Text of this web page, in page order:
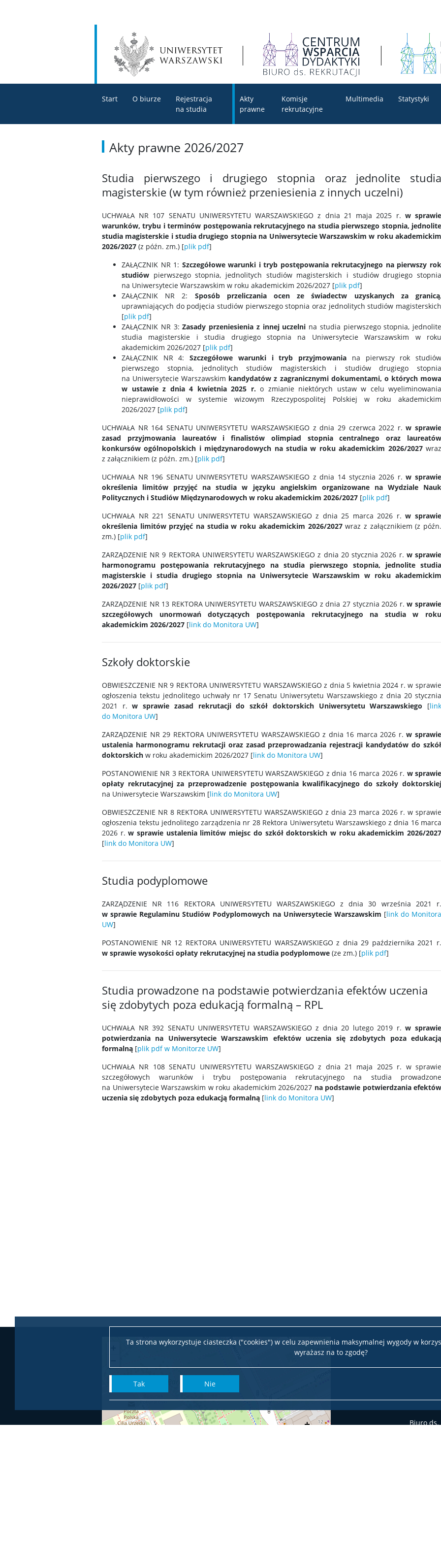
Start O biurze
Rejestracja
na studia
Akty
prawne
Komisje
rekrutacyjne
Multimedia Statystyki
Ta strona wykorzystuje ciasteczka ("cookies") w celu zapewnienia maksymalnej wygody w
wyrażasz na to zgodę?
Tak Nie
Akty prawne 2026/2027
Studia pierwszego i drugiego stopnia oraz jednolite studia
magisterskie (w tym również przeniesienia z innych uczelni)
UCHWAŁA NR 107 SENATU UNIWERSYTETU WARSZAWSKIEGO z dnia 21 maja 2025 r. w sprawie
warunków, trybu i terminów postępowania rekrutacyjnego na studia pierwszego stopnia, jednolite
studia magisterskie i studia drugiego stopnia na Uniwersytecie Warszawskim w roku akademickim
2026/2027 (z późn. zm.) [plik pdf]
ZAŁĄCZNIK NR 1: Szczegółowe warunki i tryb postępowania rekrutacyjnego na pierwszy rok
studiów pierwszego stopnia, jednolitych studiów magisterskich i studiów drugiego stopnia
na Uniwersytecie Warszawskim w roku akademickim 2026/2027 [plik pdf]
ZAŁĄCZNIK NR 2: Sposób przeliczania ocen ze świadectw uzyskanych za granicą,
uprawniających do podjęcia studiów pierwszego stopnia oraz jednolitych studiów magisterskich
[plik pdf]
ZAŁĄCZNIK NR 3:Zasady przeniesienia z innej uczelni na studia pierwszego stopnia, jednolite
studia magisterskie i studia drugiego stopnia na Uniwersytecie Warszawskim w roku
akademickim 2026/2027 [plik pdf]
ZAŁĄCZNIK NR 4:Szczegółowe warunki i tryb przyjmowania na pierwszy rok studiów
pierwszego stopnia, jednolitych studiów magisterskich i studiów drugiego stopnia
na Uniwersytecie Warszawskim kandydatów z zagranicznymi dokumentami, o których mowa
w ustawie z dnia 4 kwietnia 2025 r. o zmianie niektórych ustaw w celu wyeliminowania
nieprawidłowości w systemie wizowym Rzeczypospolitej Polskiej w roku akademickim
2026/2027 [plik pdf]
UCHWAŁA NR 164 SENATU UNIWERSYTETU WARSZAWSKIEGO z dnia 29 czerwca 2022 r.w sprawie
zasad przyjmowania laureatów i finalistów olimpiad stopnia centralnego oraz laureatów
konkursów ogólnopolskich i międzynarodowych na studia w roku akademickim 2026/2027 wraz
z załącznikiem (z późn. zm.) [plik pdf]
UCHWAŁA NR 196 SENATU UNIWERSYTETU WARSZAWSKIEGO z dnia 14 stycznia 2026 r.w sprawie
określenia limitów przyjęć na studia w języku angielskim organizowane na Wydziale Nauk
Politycznych i Studiów Międzynarodowych w roku akademickim 2026/2027 [plik pdf]
UCHWAŁA NR 221 SENATU UNIWERSYTETU WARSZAWSKIEGO z dnia 25 marca 2026 r.w sprawie
określenia limitów przyjęć na studia w roku akademickim 2026/2027wraz z załącznikiem (z późn.
zm.) [plik pdf]
ZARZĄDZENIE NR 9 REKTORA UNIWERSYTETU WARSZAWSKIEGO z dnia 20 stycznia 2026 r. w sprawie
harmonogramu postępowania rekrutacyjnego na studia pierwszego stopnia, jednolite studia
magisterskie i studia drugiego stopnia na Uniwersytecie Warszawskim w roku akademickim
2026/2027 [plik pdf]
ZARZĄDZENIE NR 13 REKTORA UNIWERSYTETU WARSZAWSKIEGO z dnia 27 stycznia 2026 r.w sprawie
szczegółowych unormowań dotyczących postępowania rekrutacyjnego na studia w roku
akademickim 2026/2027 [link do Monitora UW]
Szkoły doktorskie
OBWIESZCZENIE NR 9 REKTORA UNIWERSYTETU WARSZAWSKIEGO z dnia 5 kwietnia 2024 r. w sprawie
ogłoszenia tekstu jednolitego uchwały nr 17 Senatu Uniwersytetu Warszawskiego z dnia 20 stycznia
2021 r.w sprawie zasad rekrutacji do szkół doktorskich Uniwersytetu Warszawskiego [link
do Monitora UW]
ZARZĄDZENIE NR 29 REKTORA UNIWERSYTETU WARSZAWSKIEGO z dnia 16 marca 2026 r.w sprawie
ustalenia harmonogramu rekrutacji oraz zasad przeprowadzania rejestracji kandydatów do szkół
doktorskich w roku akademickim 2026/2027 [link do Monitora UW]
POSTANOWIENIE NR 3 REKTORA UNIWERSYTETU WARSZAWSKIEGO z dnia 16 marca 2026 r. w sprawie
opłaty rekrutacyjnej za przeprowadzenie postępowania kwalifikacyjnego do szkoły doktorskiej
na Uniwersytecie Warszawskim [link do Monitora UW]
OBWIESZCZENIE NR 8 REKTORA UNIWERSYTETU WARSZAWSKIEGO z dnia 23 marca 2026 r. w sprawie
ogłoszenia tekstu jednolitego zarządzenia nr 28 Rektora Uniwersytetu Warszawskiego z dnia 16 marca
2026 r.w sprawie ustalenia limitów miejsc do szkół doktorskich w roku akademickim 2026/2027
[link do Monitora UW]
Studia podyplomowe
ZARZĄDZENIE NR 116 REKTORA UNIWERSYTETU WARSZAWSKIEGO z dnia 30 września 2021 r.
w sprawie Regulaminu Studiów Podyplomowych na Uniwersytecie Warszawskim [link do Monitora
UW]
POSTANOWIENIE NR 12 REKTORA UNIWERSYTETU WARSZAWSKIEGO z dnia29 października 2021 r.
w sprawie wysokości opłaty rekrutacyjnej na studia podyplomowe (ze zm.) [plik pdf]
Studia prowadzone na podstawie potwierdzania efektów uczenia
się zdobytych poza edukacją formalną – RPL
UCHWAŁA NR 392 SENATU UNIWERSYTETU WARSZAWSKIEGOz dnia 20 lutego 2019 r.w sprawie
potwierdzania na Uniwersytecie Warszawskim efektów uczenia się zdobytych poza edukacją
formalną [plik pdf w Monitorze UW]
UCHWAŁA NR 108 SENATU UNIWERSYTETU WARSZAWSKIEGO z dnia 21 maja 2025 r. w sprawie
szczegółowych warunków i trybu postępowania rekrutacyjnego na studia prowadzone
na Uniwersytecie Warszawskim w roku akademickim 2026/2027 na podstawie potwierdzania efektów
uczenia się zdobytych poza edukacją formalną [link do Monitora UW]
Biuro ds.